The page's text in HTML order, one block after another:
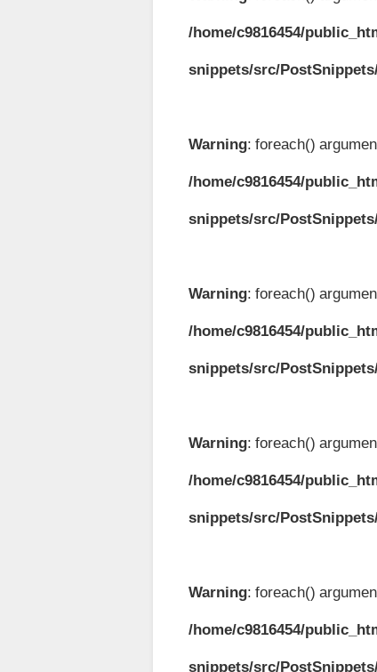
/home/c9816454/
snippets/src/
Warning: foreach()
/home/c9816454/
snippets/src/
Warning: foreach()
/home/c9816454/
snippets/src/
Warning: foreach()
/home/c9816454/
snippets/src/
Warning: foreach()
/home/c9816454/
snippets/src/